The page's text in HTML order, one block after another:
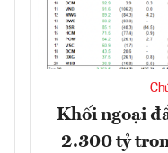
Khối ngoại
2.300 tỷ